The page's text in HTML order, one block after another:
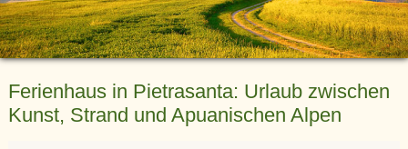
Ferienhaus in Pietrasanta: Urlaub zwischen
Kunst, Strand und Apuanischen Alpen